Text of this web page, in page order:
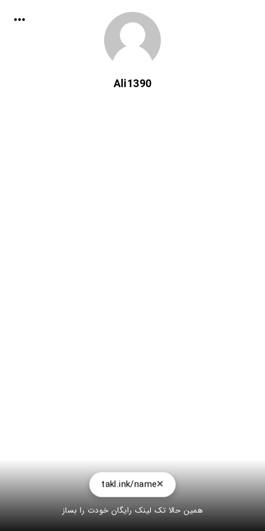
Ali1390
takl.ink/name
همین حالا تک لینک رایگان خودت را بساز